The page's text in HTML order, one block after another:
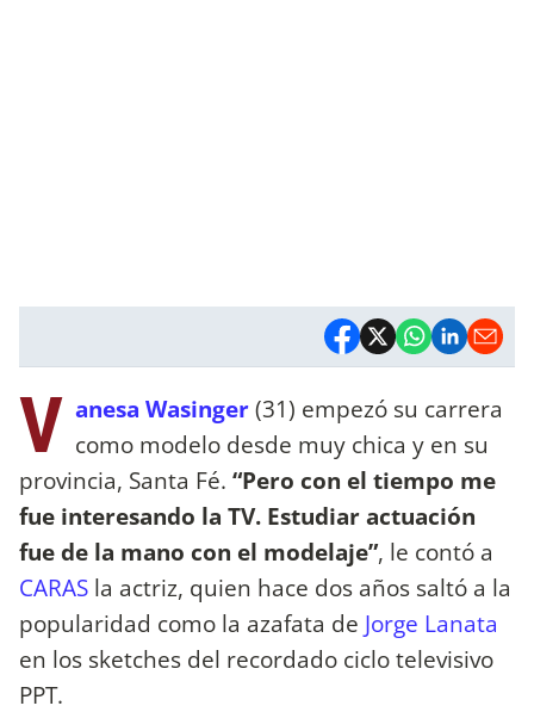
V anesa Wasinger(31) empezó su carrera
como modelo desde muy chica y en su
provincia, Santa Fé. “Pero con el tiempo me
fue interesando la TV. Estudiar actuación
fue de la mano con el modelaje”, le contó a
CARAS la actriz, quien hace dos años saltó a la
popularidad como la azafata de Jorge Lanata
en los sketches del recordado ciclo televisivo
PPT.